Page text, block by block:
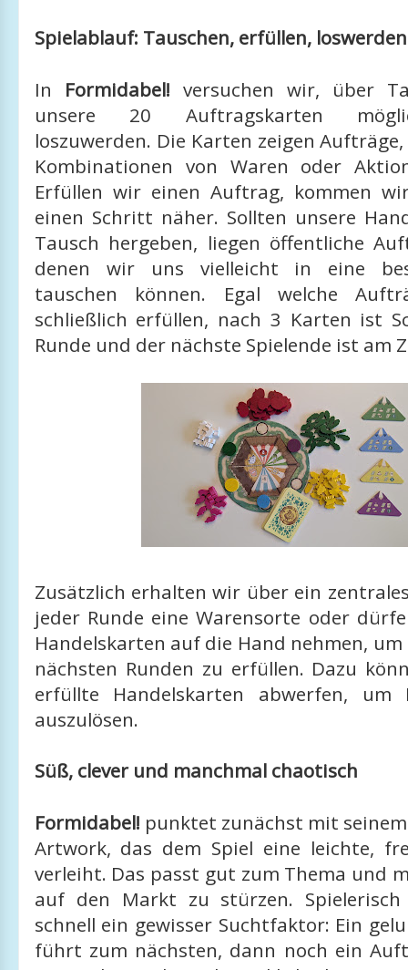
Spielablauf: Tauschen, erfüllen, loswerden
In Formidabel! versuchen wir, über
unsere 20 Auftragskarten
loszuwerden. Die Karten zeigen
Kombinationen von Waren oder
Erfüllen wir einen Auftrag, kommen
einen Schritt näher. Sollten unsere
Tausch hergeben, liegen öffentliche
denen wir uns vielleicht in eine
tauschen können. Egal welche
schließlich erfüllen, nach 3 Karten ist
Runde und der nächste Spielende ist am
Zusätzlich erhalten wir über ein
jeder Runde eine Warensorte oder
Handelskarten auf die Hand nehmen,
nächsten Runden zu erfüllen. Dazu
erfüllte Handelskarten abwerfen, um
auszulösen.
Süß, clever und manchmal chaotisch
Formidabel! punktet zunächst mit
Artwork, das dem Spiel eine leichte,
verleiht. Das passt gut zum Thema und
auf den Markt zu stürzen.
schnell ein gewisser Suchtfaktor: Ein
führt zum nächsten, dann noch ein